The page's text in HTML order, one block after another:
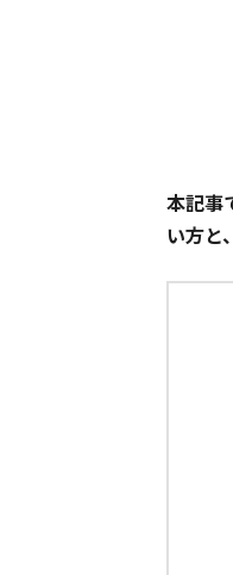
本記事
い方と